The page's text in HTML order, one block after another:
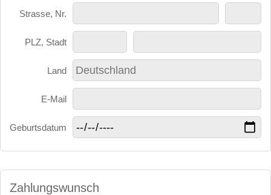
Strasse, Nr.
PLZ, Stadt
Land
E-Mail
Geburtsdatum
Zahlungswunsch